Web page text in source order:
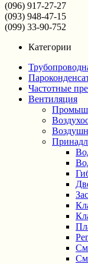
(096) 917-27-27
(093) 948-47-15
(099) 33-90-752
Категории
Частотные
Вентиляция